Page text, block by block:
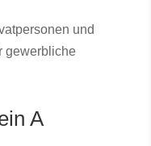
und
gewerbliche
A